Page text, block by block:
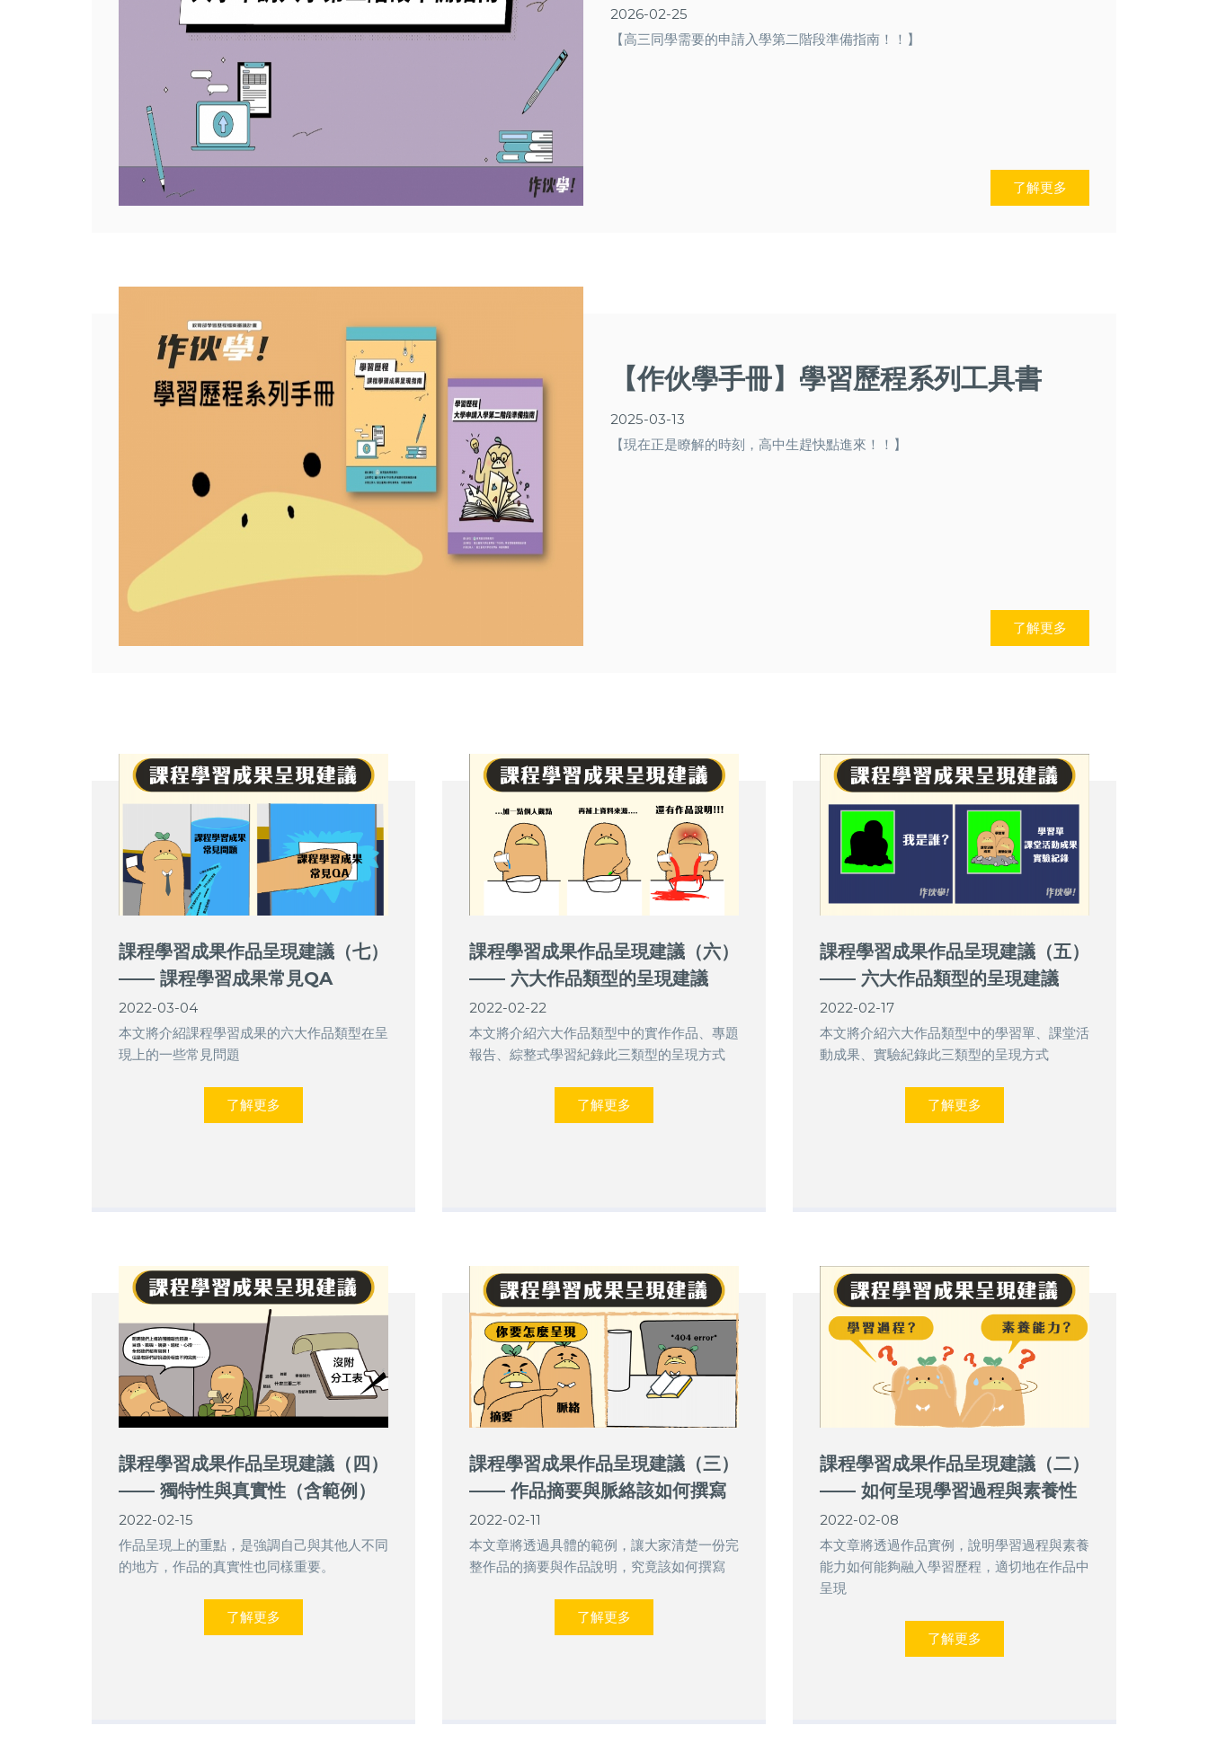
2026-02-25
【高三同學需要的申請入學第二階段準備指南！！】
了解更多
【作伙學手冊】學習歷程系列工具書
2025-03-13
【現在正是瞭解的時刻，高中生趕快點進來！！】
了解更多
課程學習成果作品呈現建議（七）
—— 課程學習成果常見QA
2022-03-04
本文將介紹課程學習成果的六大作品類型在呈
現上的一些常見問題
了解更多
課程學習成果作品呈現建議（六）
—— 六大作品類型的呈現建議
《下》
2022-02-22
本文將介紹六大作品類型中的實作作品、專題
報告、綜整式學習紀錄此三類型的呈現方式
了解更多
課程學習成果作品呈現建議（五）
—— 六大作品類型的呈現建議
《上》
2022-02-17
本文將介紹六大作品類型中的學習單、課堂活
動成果、實驗紀錄此三類型的呈現方式
了解更多
課程學習成果作品呈現建議（四）
—— 獨特性與真實性（含範例）
2022-02-15
作品呈現上的重點，是強調自己與其他人不同
的地方，作品的真實性也同樣重要。
了解更多
課程學習成果作品呈現建議（三）
—— 作品摘要與脈絡該如何撰寫
（含範例）
2022-02-11
本文章將透過具體的範例，讓大家清楚一份完
整作品的摘要與作品說明，究竟該如何撰寫
了解更多
課程學習成果作品呈現建議（二）
—— 如何呈現學習過程與素養性
能力（含範例）
2022-02-08
本文章將透過作品實例，說明學習過程與素養
能力如何能夠融入學習歷程，適切地在作品中
呈現
了解更多